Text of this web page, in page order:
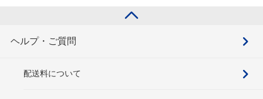
ヘルプ・ご質問
配送料について